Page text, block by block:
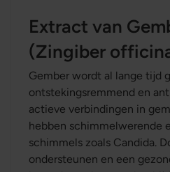
Extract van
(Zingiber
Gember wordt al lange tijd
ontstekingsremmend en
actieve verbindingen in
hebben schimmelwerende
schimmels zoals Candida.
ondersteunen en een